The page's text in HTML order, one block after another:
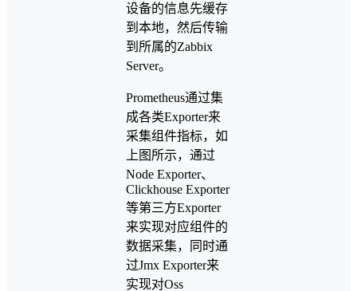
设备的信息先缓存
到本地，然后传输
到所属的Zabbix
Server。
Prometheus通过集
成各类Exporter来
采集组件指标，如
上图所示，通过
Node Exporter、
Clickhouse Exporter
等第三方Exporter
来实现对应组件的
数据采集，同时通
过Jmx Exporter来
实现对Oss